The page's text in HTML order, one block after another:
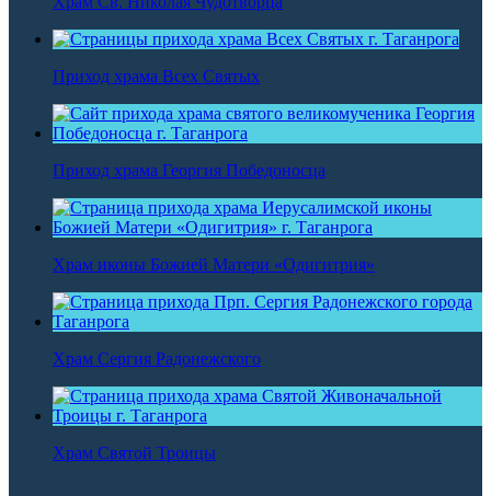
Приход храма Всех Святых
Приход храма Георгия Победоносца
Храм иконы Божией Матери «Одигитрия»
Храм Сергия Радонежского
Храм Святой Троицы